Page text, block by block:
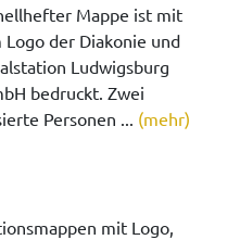
Mappe ist mit
Logo der Diakonie und
Ludwigsburg
bedruckt. Zwei
Personen ... (mehr)
mit Logo,